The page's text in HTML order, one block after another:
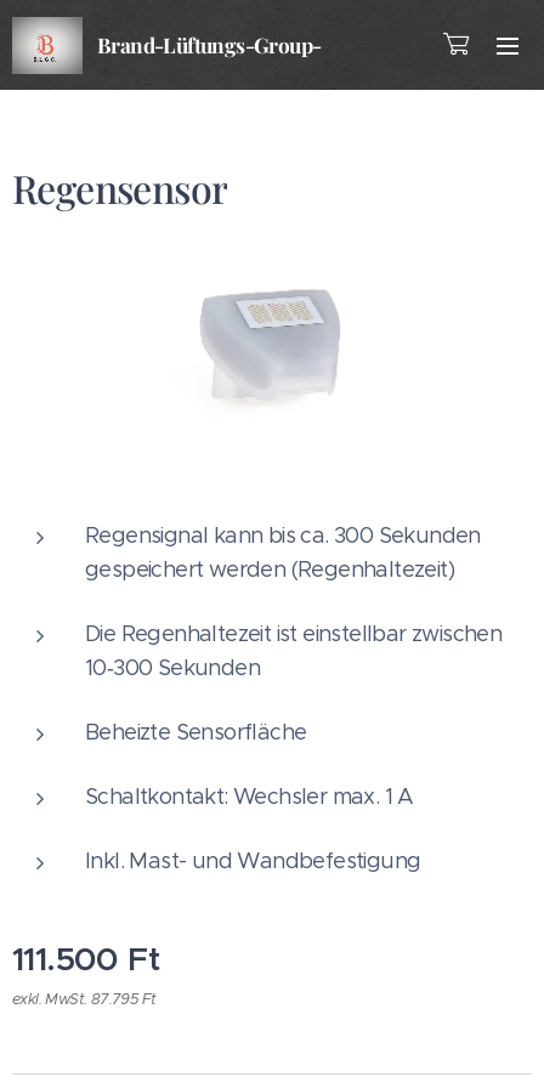
Brand-Lüftungs-Group-
Regensensor
Regensignal kann bis ca. 300 Sekunden
gespeichert werden (Regenhaltezeit)
Die Regenhaltezeit ist einstellbar zwischen
10‑300 Sekunden
Beheizte Sensorfläche
Schaltkontakt: Wechsler max. 1 A
Inkl. Mast- und Wandbefestigung
111.500 Ft
exkl. MwSt. 87.795 Ft